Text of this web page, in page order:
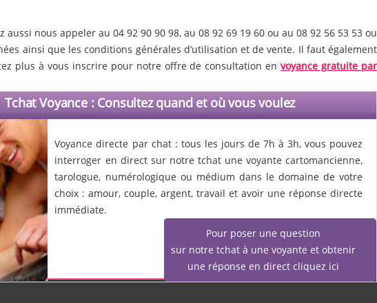
nous appeler au 04 92 90 90 98, au 08 92 69 19 60 ou au 08 92 56 53 53 ou
ainsi que les conditions générales d’utilisation et de vente. Il faut également
plus à vous inscrire pour notre offre de consultation envoyance gratuite par
Tchat Voyance : Consultez quand et où vous voulez
Voyance directe par chat : tous les jours de 7h à 3h, vous pouvez
interroger en direct sur notre tchat une voyante cartomancienne,
tarologue, numérologique ou médium dans le domaine de votre
choix : amour, couple, argent, travail et avoir une réponse directe
immédiate.
Pour poser une question
sur notre tchat à une voyante et obtenir
une réponse en direct cliquez ici